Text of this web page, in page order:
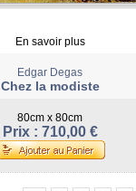
En savoir plus
Edgar Degas
Chez la modiste
80cm x 80cm
Prix : 710,00 €